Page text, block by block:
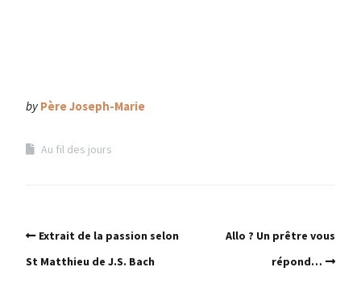
by Père Joseph-Marie
Au fil des jours
Extrait de la passion selon
St Matthieu de J.S. Bach
Allo ? Un prêtre vous
répond…